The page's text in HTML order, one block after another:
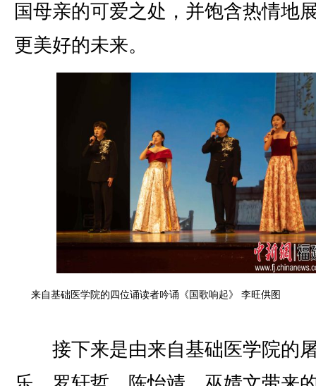
国母亲的可爱之处，并饱含热情地
更美好的未来。
来自基础医学院的四位诵读者吟诵《国歌响起》 李旺供图
接下来是由来自基础医学院的